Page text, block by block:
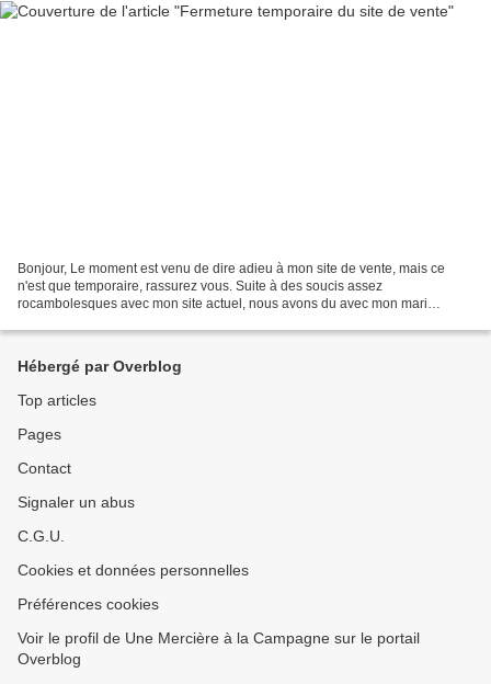
Bonjour, Le moment est venu de dire adieu à mon site de vente, mais ce
n'est que temporaire, rassurez vous. Suite à des soucis assez
rocambolesques avec mon site actuel, nous avons du avec mon mari
Hébergé par Overblog
Top articles
Pages
Contact
Signaler un abus
C.G.U.
Cookies et données personnelles
Préférences cookies
Voir le profil de Une Mercière à la Campagne sur le portail
Overblog